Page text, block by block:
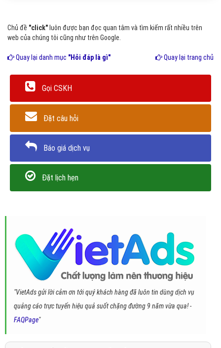
Chủ đề "click" luôn được bạn đọc quan tâm và tìm kiếm rất nhiều trên
web của chúng tôi cũng như trên Google.
Quay lại danh mục "Hỏi đáp là gì" Quay lại trang chủ
Gọi CSKH
Đặt câu hỏi
Báo giá dịch vụ
Đặt lịch hẹn
"VietAds gửi lời cảm ơn tới quý khách hàng đã luôn tin dùng dịch vụ
quảng cáo trực tuyến hiệu quả suốt chặng đường 9 năm vừa qua! -
FAQPage"